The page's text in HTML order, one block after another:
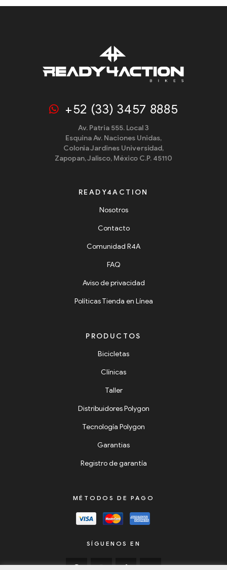
+52 (33) 3457 8885
Av. Patria 555. Local 3
Esquina Av. Naciones Unidas,
Colonia Jardines Universidad,
Zapopan, Jalisco, México C.P. 45110
READY4ACTION
Nosotros
Contacto
Comunidad R4A
FAQ
Aviso de privacidad
Políticas Tienda en Línea
PRODUCTOS
Bicicletas
Clínicas
Taller
Distribuidores Polygon
Tecnología Polygon
Garantias
Registro de garantía
MÉTODOS DE PAGO
SÍGUENOS EN